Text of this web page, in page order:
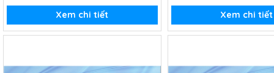
Xem chi tiết Xem chi tiết